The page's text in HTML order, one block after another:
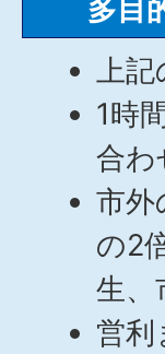
多目
上記
1時
合わ
市外
の2
生、
営利